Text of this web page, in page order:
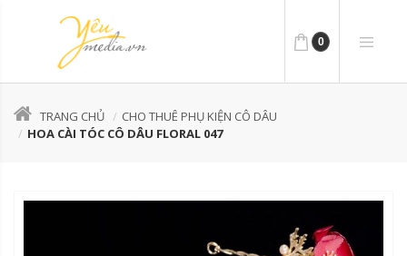
0
TRANG CHỦ
CHO THUÊ PHỤ KIỆN CÔ DÂU
HOA CÀI TÓC CÔ DÂU FLORAL 047